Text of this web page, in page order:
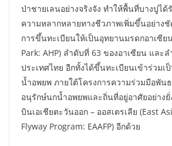
ป่าชายเลนอย่างจริงจัง ทำให้พื้นที่บางปูไ
ความหลากหลายทางชีวภาพเพิ่มขึ้นอย่างชั
การขึ้นทะเบียนให้เป็นอุทยานมรดกอาเซีย
Park: AHP) ลำดับที่ 63 ของอาเซียน และ
ประเทศไทย อีกทั้งได้ขึ้นทะเบียนเข้าร่วม
น้ำอพยพ ภายใต้โครงการความร่วมมือพัน
อนุรักษ์นกน้ำอพยพและถิ่นที่อยู่อาศัยอย่างยั่
บินเอเชียตะวันออก – ออสเตรเลีย (East
Flyway Program: EAAFP) อีกด้วย